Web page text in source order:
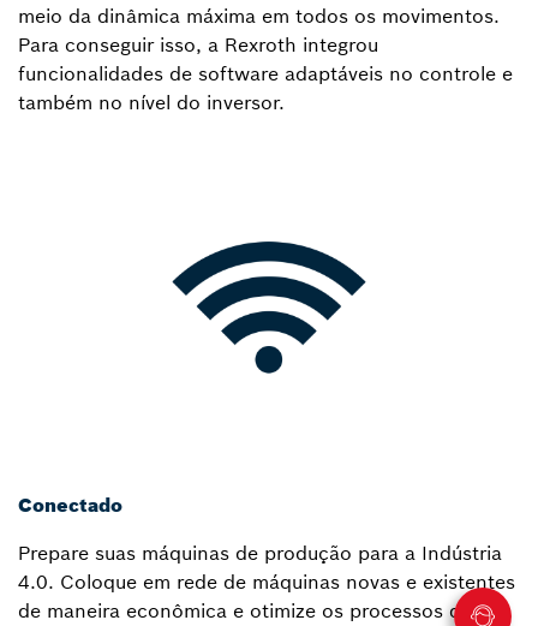
meio da dinâmica máxima em todos os movimentos.
Para conseguir isso, a Rexroth integrou
funcionalidades de software adaptáveis no controle e
também no nível do inversor.
Conectado
Prepare suas máquinas de produção para a Indústria
4.0. Coloque em rede de máquinas novas e existentes
de maneira econômica e otimize os processos de